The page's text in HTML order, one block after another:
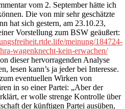
vom 2. September hätte ich
Die von mir sehr geschätzte
hat sich gestern, am 23.10.23,
Vorstellung zum BSW geäußert:
meinung/184724-
wagenknecht-kein-erwachen/
dieser hervorragenden Analyse
lesen kann’s ja jeder bei Interesse.
eventuellen Wirken von
in so einer Partei: „Aber der
er wolle strenge Kontrolle über
der künftigen Partei ausüben,